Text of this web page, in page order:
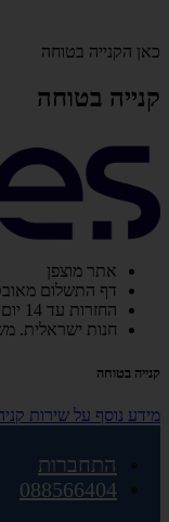
כאן הקנייה בטוחה
קנייה בטוחה
אתר מוצפן
דף התשלום
החזרות עד 14 יום חינם
חנות ישראלית.
קנייה בטוחה
מידע נוסף על שירות
התחברות
088566404